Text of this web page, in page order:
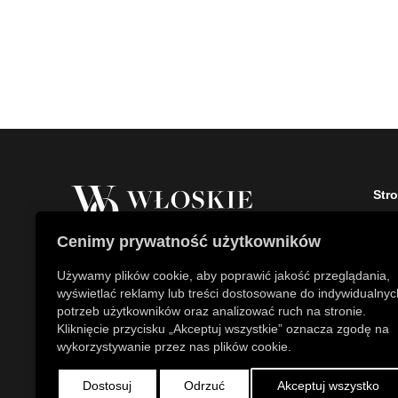
Patch Polska sp. z o.o.
+48 734 106 149
info@wloskie-ogrody.pl
Cenimy prywatność użytkowników
Używamy plików cookie, aby poprawić jakość przeglądania,
wyświetlać reklamy lub treści dostosowane do
potrzeb użytkowników oraz analizować ruch na stronie.
Kliknięcie przycisku „Akceptuj wszystkie” oznacza zgodę na
wykorzystywanie przez nas plików cookie.
Dostosuj Odrzuć Akceptuj wszystko